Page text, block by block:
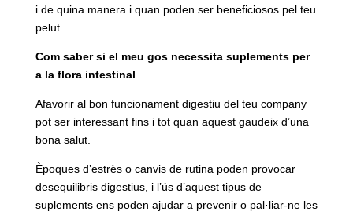
i de quina manera i quan poden ser beneficiosos pel teu
pelut.
Com saber si el meu gos necessita suplements per
a la flora intestinal
Afavorir al bon funcionament digestiu del teu company
pot ser interessant fins i tot quan aquest gaudeix d’una
bona salut.
Èpoques d’estrès o canvis de rutina poden provocar
desequilibris digestius, i l’ús d’aquest tipus de
suplements ens poden ajudar a prevenir o pal·liar-ne les